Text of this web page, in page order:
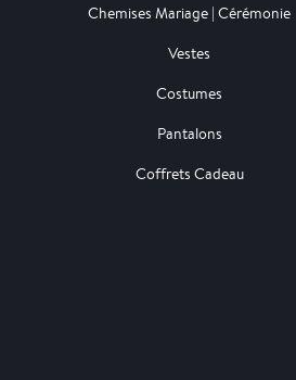
Chemises Mariage | Cérémonie
Vestes
Costumes
Pantalons
Coffrets Cadeau